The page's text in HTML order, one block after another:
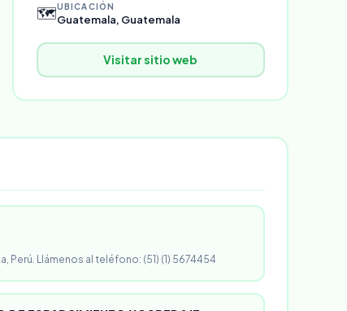
🗺️UBICACIÓN
Guatemala, Guatemala
Visitar sitio web
Perú. Llámenos al teléfono: (51) (1) 5674454